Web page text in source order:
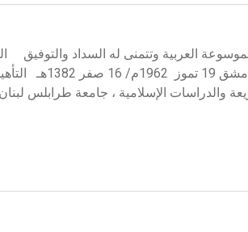
العربية وتتمنى له السداد والتوفيق
إياد خالد الطباع السيرة الذاتية الاسم : إياد بن خالد
والدراسات الإسلامية ، جامعة طرابلس